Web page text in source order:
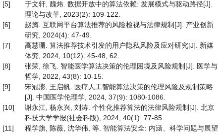
[5]
于文轩, 魏炜. 数据开放中的算法依赖: 发展模式与驱动路径[J].
理论与改革, 2023(2): 109-122.
[6]
赵旖. 互联网平台算法推荐的风险检视与法律规制[J]. 产业创新
研究, 2024(4): 47-49.
[7]
高慧珊. 算法推荐技术引发的用户隐私风险及应对研究[J]. 新媒
体究, 2024, 10(12): 45-48, 62.
[8]
张荣, 徐飞. 智能医学算法决策的伦理困境及风险规制[J]. 医学与
哲学, 2022, 43(8): 10-15.
[9]
宋冠澎, 王启帆. 医疗人工智能算法决策的伦理风险及规制策略
[J]. 中国医学伦理学, 2024, 37(9): 1080-1086.
[10]
谢永江, 杨永兴, 刘涛. 个性化推荐算法的法律风险规制[J]. 北京
科技大学学报(社会科版), 2024, 40(1): 77-85.
[11]
程学旗, 陈薇, 沈华伟, 等. 智能算法安全: 内涵、科学问题与展望